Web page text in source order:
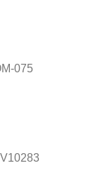
075